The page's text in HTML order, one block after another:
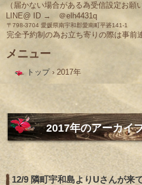
（届かない場合がある為受信設定お願
LINE@ ID → ＠elh4431q
〒798-3704 愛媛県南宇和郡愛南町平碆141-1
完全予約制の為お立ち寄りの際は事前
メニュー
へ
ス
キ
ッ
プ
トップ › 2017年
2017年のアーカイ
12/9 隣町宇和島よりUさんが来